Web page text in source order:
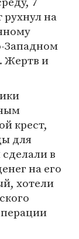
рухнул на
Западном
Жертв и
крест,
для
в
на его
хотели